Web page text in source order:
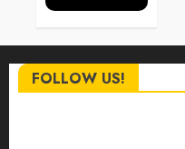
FOLLOW US!